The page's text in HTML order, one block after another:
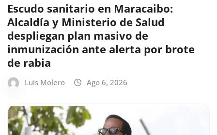
Escudo sanitario en Maracaibo:
Alcaldía y Ministerio de Salud
despliegan plan masivo de
inmunización ante alerta por brote
de rabia
Luis Molero Ago 6, 2026